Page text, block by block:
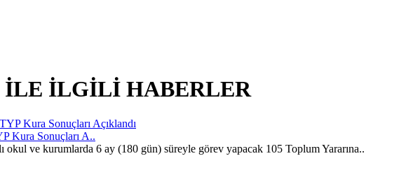
İLE İLGİLİ HABERLER
Kura Sonuçları A..
ve kurumlarda 6 ay (180 gün) süreyle görev yapacak 105 Toplum Yararına..